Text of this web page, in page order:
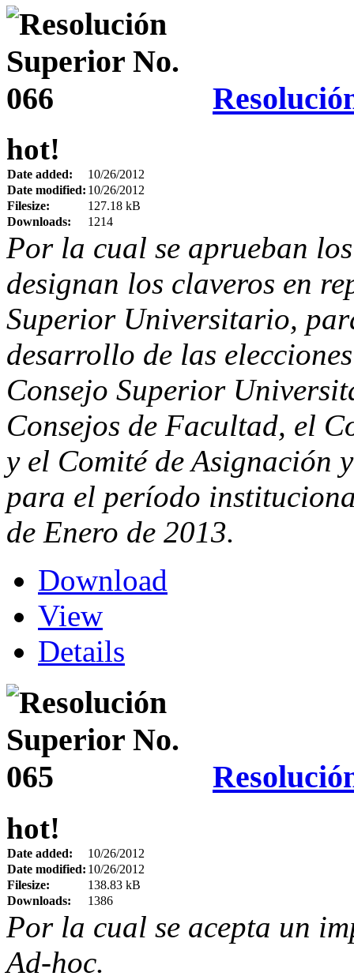
hot!
Date added:
10/26/2012
Date modified: 10/26/2012
Filesize:
127.18 kB
Downloads:
1214
Por la cual se aprueban
designan los claveros en
Superior Universitario,
desarrollo de las
Consejo Superior
Consejos de Facultad, el
y el Comité de Asignación
para el período
de Enero de 2013.
Download
View
Details
hot!
Date added:
10/26/2012
Date modified: 10/26/2012
Filesize:
138.83 kB
Downloads:
1386
Por la cual se acepta un
Ad-hoc.